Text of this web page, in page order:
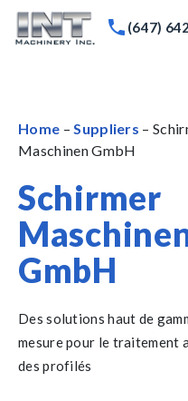
(647)
Home –Suppliers –
Maschinen GmbH
Schirmer
GmbH
Des solutions haut de
mesure pour le traitement
des profilés